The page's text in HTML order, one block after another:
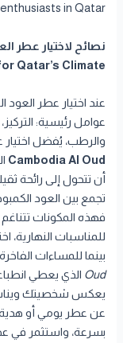
enthusiasts in Qatar.
Qatar’s Climate
عند اختيار عطر العود
عوامل رئيسية:
والرطب، يُفضل اختيار
Cambodia Al Oud
أن تتحول إلى رائحة
تجمع بين العود
فهذه المكونات
للمناسبات
بينما للمساءات
Oud الذي يعطي
يعكس شخصيتك
عن عطر يومي أو هدية
بسرعة، واستثمر في